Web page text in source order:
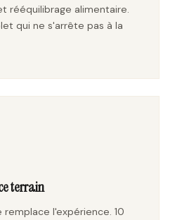
rééquilibrage alimentaire.
qui ne s'arrête pas à la
terrain
l'expérience. 10